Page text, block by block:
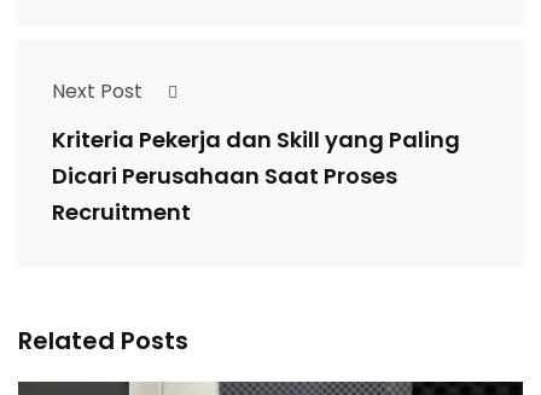
Next Post
Kriteria Pekerja dan Skill yang Paling
Dicari Perusahaan Saat Proses
Recruitment
Related Posts